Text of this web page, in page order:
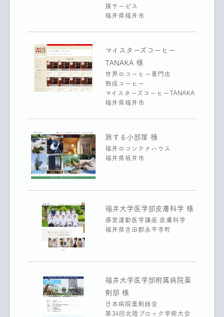
援サービス
福井県福井市
マイスターズコーヒー
TANAKA 様
世界のコーヒー専門店
熟成コーヒー
マイスターズコーヒーTANAKA
福井県福井市
旅する小部屋 様
福井のコンテナハウス
福井県坂井市
福井大学医学部皮膚科学 様
感覚運動医学講座 皮膚科学
福井県吉田郡永平寺町
福井大学医学部附属病院薬
剤部 様
日本病院薬剤師会
第34回北陸ブロック学術大会